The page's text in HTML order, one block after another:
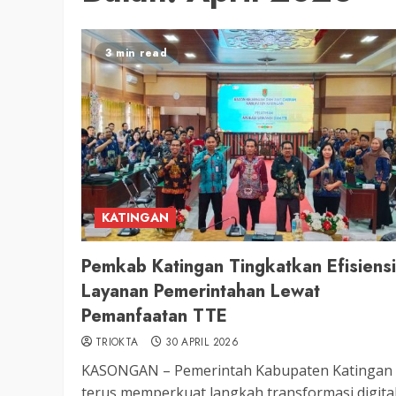
3 min read
KATINGAN
Pemkab Katingan Tingkatkan Efisiensi
Layanan Pemerintahan Lewat
Pemanfaatan TTE
TRIOKTA 30 APRIL 2026
KASONGAN – Pemerintah Kabupaten Katingan